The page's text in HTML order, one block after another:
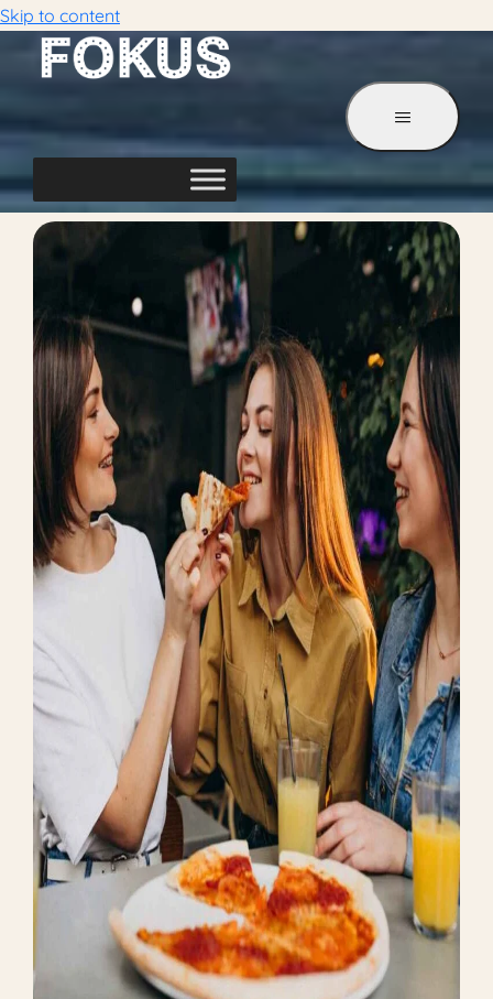
Skip to content
Portfolio
BUSINESS PLAN
Executive Summary